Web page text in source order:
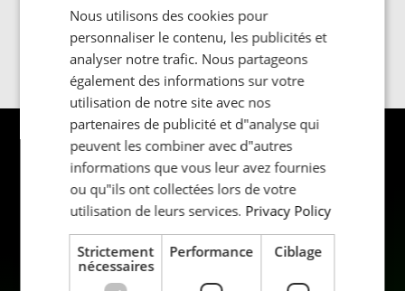
Search
Durabilité
PORTUGESE
Nous utilisons des cookies pour
personnaliser le contenu, les publicités et
analyser notre trafic. Nous partageons
également des informations sur votre
utilisation de notre site avec nos
partenaires de publicité et d"analyse qui
peuvent les combiner avec d"autres
informations que vous leur avez fournies
ou qu"ils ont collectées lors de votre
utilisation de leurs services. Privacy Policy
Strictement
nécessaires
Performance Ciblage